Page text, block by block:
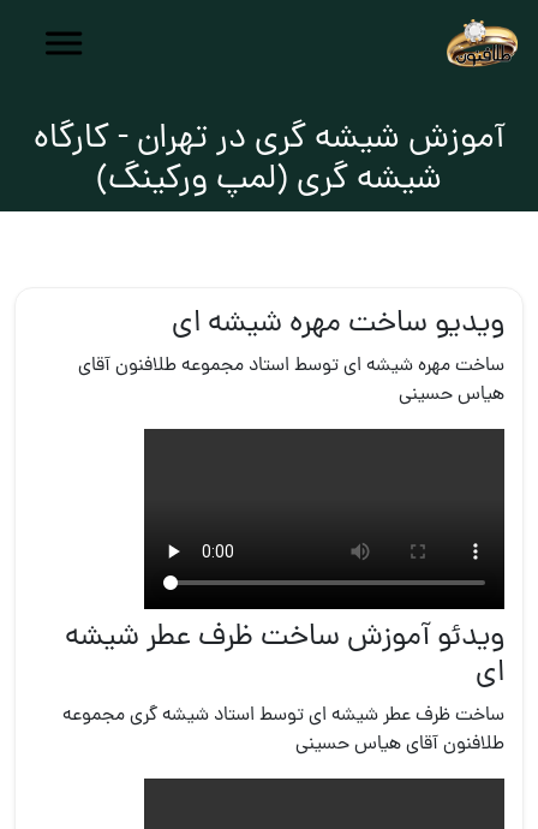
آموزش شیشه گری در تهران - کارگاه
شیشه گری (لمپ ورکینگ)
ویدیو ساخت مهره شیشه ای
ساخت مهره شیشه ای توسط استاد مجموعه طلافنون آقای
هیاس حسینی
ویدئو آموزش ساخت ظرف عطر شیشه
ای
ساخت ظرف عطر شیشه ای توسط استاد شیشه گری مجموعه
طلافنون آقای هیاس حسینی